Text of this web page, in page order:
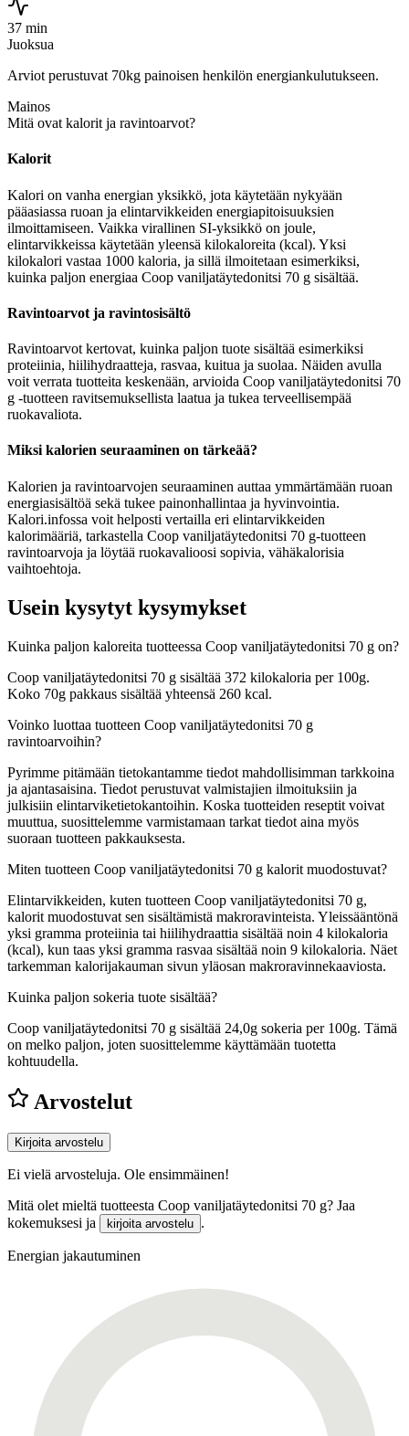
37 min
Juoksua
Arviot perustuvat 70kg painoisen henkilön energiankulutukseen.
Mainos
Mitä ovat kalorit ja ravintoarvot?
Kalorit
Kalori on vanha energian yksikkö, jota käytetään nykyään
pääasiassa ruoan ja elintarvikkeiden energiapitoisuuksien
ilmoittamiseen. Vaikka virallinen SI-yksikkö on joule,
elintarvikkeissa käytetään yleensä kilokaloreita (kcal). Yksi
kilokalori vastaa 1000 kaloria, ja sillä ilmoitetaan esimerkiksi,
kuinka paljon energiaa Coop vaniljatäytedonitsi 70 g sisältää.
Ravintoarvot ja ravintosisältö
Ravintoarvot kertovat, kuinka paljon tuote sisältää esimerkiksi
proteiinia, hiilihydraatteja, rasvaa, kuitua ja suolaa. Näiden avulla
voit verrata tuotteita keskenään, arvioida Coop vaniljatäytedonitsi 70
g -tuotteen ravitsemuksellista laatua ja tukea terveellisempää
ruokavaliota.
Miksi kalorien seuraaminen on tärkeää?
Kalorien ja ravintoarvojen seuraaminen auttaa ymmärtämään ruoan
energiasisältöä sekä tukee painonhallintaa ja hyvinvointia.
Kalori.infossa voit helposti vertailla eri elintarvikkeiden
kalorimääriä, tarkastella Coop vaniljatäytedonitsi 70 g-tuotteen
ravintoarvoja ja löytää ruokavalioosi sopivia, vähäkalorisia
vaihtoehtoja.
Usein kysytyt kysymykset
Kuinka paljon kaloreita tuotteessa Coop vaniljatäytedonitsi 70 g on?
Coop vaniljatäytedonitsi 70 g sisältää 372 kilokaloria per 100g.
Koko 70g pakkaus sisältää yhteensä 260 kcal.
Voinko luottaa tuotteen Coop vaniljatäytedonitsi 70 g
ravintoarvoihin?
Pyrimme pitämään tietokantamme tiedot mahdollisimman tarkkoina
ja ajantasaisina. Tiedot perustuvat valmistajien ilmoituksiin ja
julkisiin elintarviketietokantoihin. Koska tuotteiden reseptit voivat
muuttua, suosittelemme varmistamaan tarkat tiedot aina myös
suoraan tuotteen pakkauksesta.
Miten tuotteen Coop vaniljatäytedonitsi 70 g kalorit muodostuvat?
Elintarvikkeiden, kuten tuotteen Coop vaniljatäytedonitsi 70 g,
kalorit muodostuvat sen sisältämistä makroravinteista. Yleissääntönä
yksi gramma proteiinia tai hiilihydraattia sisältää noin 4 kilokaloria
(kcal), kun taas yksi gramma rasvaa sisältää noin 9 kilokaloria. Näet
tarkemman kalorijakauman sivun yläosan makroravinnekaaviosta.
Kuinka paljon sokeria tuote sisältää?
Coop vaniljatäytedonitsi 70 g sisältää 24,0g sokeria per 100g. Tämä
on melko paljon, joten suosittelemme käyttämään tuotetta
kohtuudella.
Arvostelut
Kirjoita arvostelu
Ei vielä arvosteluja. Ole ensimmäinen!
Mitä olet mieltä tuotteesta Coop vaniljatäytedonitsi 70 g? Jaa
kokemuksesi ja
kirjoita arvostelu .
Energian jakautuminen